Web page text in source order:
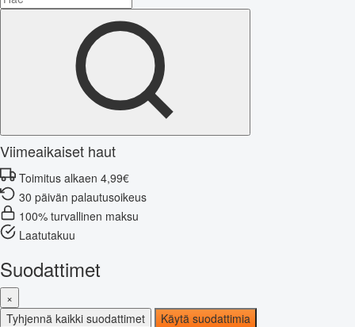
Viimeaikaiset haut
Toimitus alkaen 4,99€
30 päivän palautusoikeus
100% turvallinen maksu
Laatutakuu
Suodattimet
×
Tyhjennä kaikki suodattimet
Käytä suodattimia